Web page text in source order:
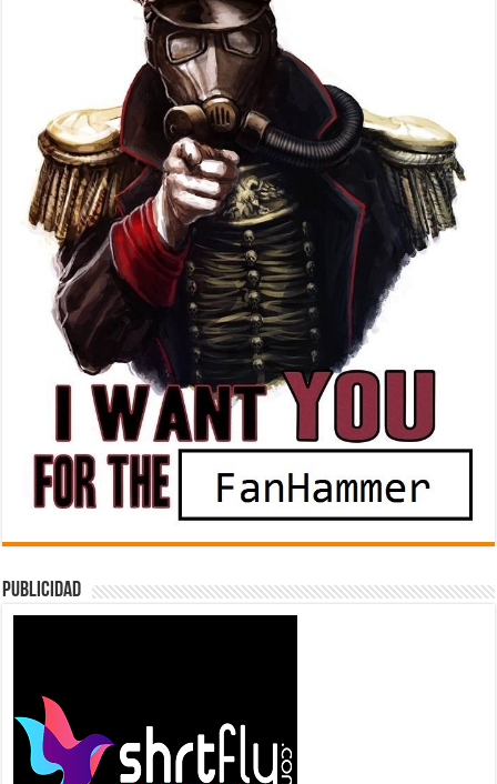
Publicidad